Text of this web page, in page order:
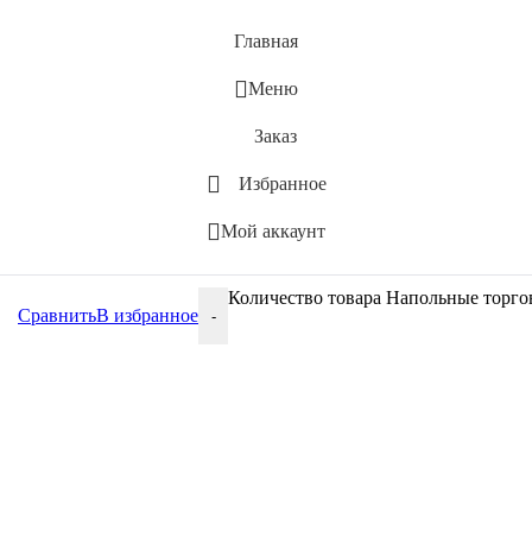
Главная
Меню
Заказ
Избранное
Мой аккаунт
СравнитьВ избранное -
Количество товара Напольные